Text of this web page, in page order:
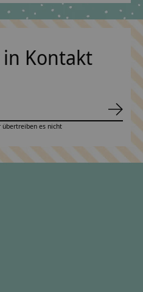
in Kontakt
übertreiben es nicht